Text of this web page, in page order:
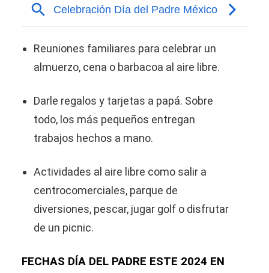
Reuniones familiares para celebrar un
almuerzo, cena o barbacoa al aire libre.
Darle regalos y tarjetas a papá. Sobre
todo, los más pequeños entregan
trabajos hechos a mano.
Actividades al aire libre como salir a
centrocomerciales, parque de
diversiones, pescar, jugar golf o disfrutar
de un picnic.
FECHAS DÍA DEL PADRE ESTE 2024 EN